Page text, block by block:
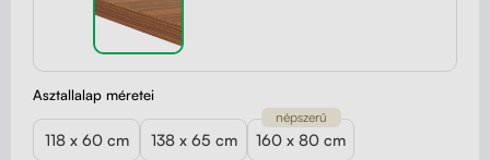
Asztallalap méretei
118 x 60 cm 138 x 65 cm 160 x 80 cm
népszerű